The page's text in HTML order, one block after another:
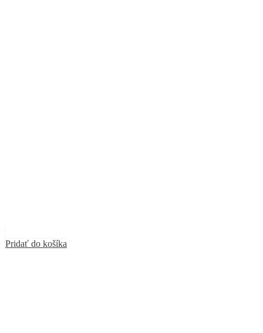
Pridať do košíka